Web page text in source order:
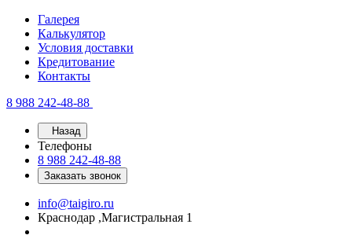
Галерея
Калькулятор
Условия доставки
Кредитование
Контакты
8 988 242-48-88
Назад
Телефоны
8 988 242-48-88
Заказать звонок
info@taigiro.ru
Краснодар ,Магистральная 1